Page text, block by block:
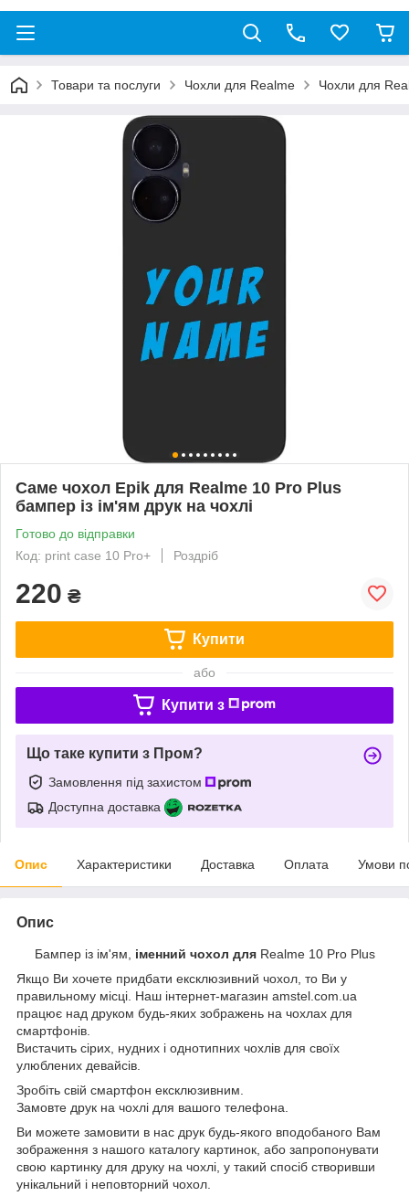
Товари та послуги Чохли для Realme Чохли для
Саме чохол Epik для Realme 10 Pro Plus
бампер із ім'ям друк на чохлі
Готово до відправки
Код: print case 10 Pro+
Роздріб
220 ₴
Купити
або
Купити з
Що таке купити з Пром?
Замовлення під захистом
Доступна доставка
Опис Характеристики Доставка Оплата Умови
Опис
Бампер із ім'ям, іменний чохол для Realme 10 Pro Plus
Якщо Ви хочете придбати ексклюзивний чохол, то Ви у
правильному місці. Наш інтернет-магазин amstel.com.ua
працює над друком будь-яких зображень на чохлах для
смартфонів.
Вистачить сірих, нудних і однотипних чохлів для своїх
улюблених девайсів.
Зробіть свій смартфон ексклюзивним.
Замовте друк на чохлі для вашого телефона.
Ви можете замовити в нас друк будь-якого вподобаного Вам
зображення з нашого каталогу картинок, або запропонувати
свою картинку для друку на чохлі, у такий спосіб створивши
унікальний і неповторний чохол.